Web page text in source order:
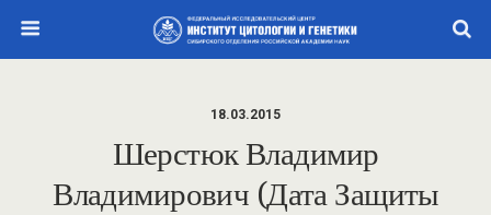
18.03.2015
Шерстюк Владимир
Владимирович (дата Защиты